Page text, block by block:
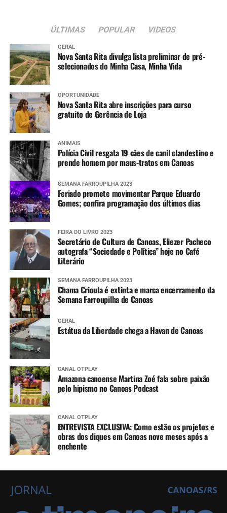
ÚLTIMAS POPULAR VIDEOS
GERAL
Nova Santa Rita divulga lista preliminar de pré-
selecionados do Minha Casa, Minha Vida
OPORTUNIDADE
Nova Santa Rita abre inscrições para curso
gratuito de Gerência de Loja
ANIMAIS
Polícia Civil resgata 19 cães de canil clandestino e
prende homem por maus-tratos em Canoas
SEMANA FARROUPILHA 2023
Feriado promete movimentar Parque Eduardo
Gomes; confira programação dos últimos dias
FEIRA DO LIVRO 2023
Secretário de Cultura de Canoas, Eliezer Pacheco
autografa “Sociedade e Política” hoje no Café
Literário
SEMANA FARROUPILHA 2023
Chama Crioula é extinta e marca encerramento da
Semana Farroupilha de Canoas
GERAL
Estátua da Liberdade chega a Havan de Canoas
CANAL OTPLAY
Amazona canoense Martina Zoé fala sobre paixão
pelo hipismo no Canoas Podcast
CANAL OTPLAY
ENTREVISTA EXCLUSIVA: Como estão os projetos e
obras dos diques em Canoas nove meses após a
enchente